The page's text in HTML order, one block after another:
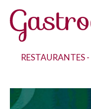
RESTAURANTES-